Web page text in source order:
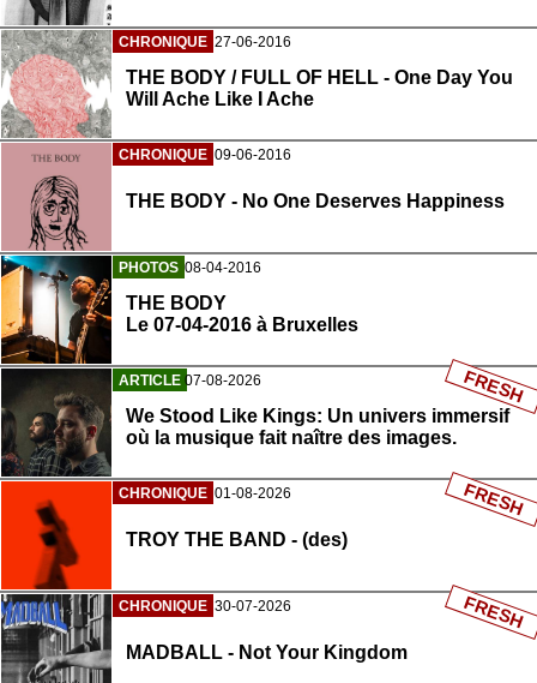
CHRONIQUE 27-06-2016
THE BODY / FULL OF HELL - One Day You
Will Ache Like I Ache
CHRONIQUE 09-06-2016
THE BODY - No One Deserves Happiness
PHOTOS 08-04-2016
THE BODY
Le 07-04-2016 à Bruxelles
ARTICLE 07-08-2026
We Stood Like Kings: Un univers immersif
où la musique fait naître des images.
FRESH
CHRONIQUE 01-08-2026
TROY THE BAND - (des)
FRESH
CHRONIQUE 30-07-2026
MADBALL - Not Your Kingdom
FRESH